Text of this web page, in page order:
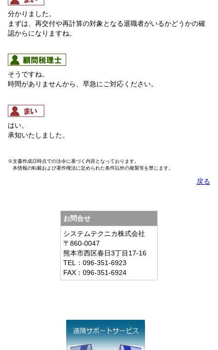
分かりました。
まずは、再交付や再計算の対象となる退職者がいるかどうかの確
認からになりますね。
そうですね。
時間がありませんから、早急にご対応ください。
はい。
承知いたしました。
※文書作成日時点での法令に基づく内容となっております。
本情報の転載および著作権法に定められた条件以外の複製等を禁じます。
戻る
お問合せ
システムテクニカ株式会社
〒860-0047
熊本市西区春日3丁目17-16
TEL：096-351-6923
FAX：096-351-6924